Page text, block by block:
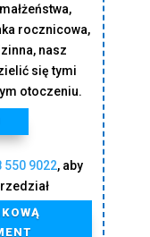
rocznicowa,
nasz
się tymi
otoczeniu.
550 9022, aby